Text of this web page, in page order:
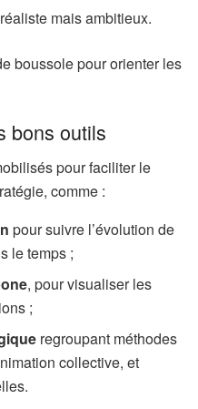
mais ambitieux.
boussole pour orienter les
bons outils
pour faciliter le
comme :
pour suivre l’évolution de
le temps ;
, pour visualiser les
;
regroupant méthodes
collective, et